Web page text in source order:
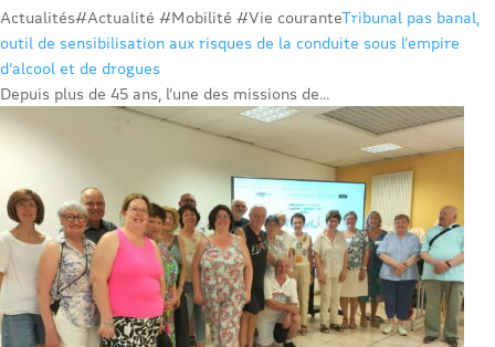
Actualités#Actualité #Mobilité #Vie couranteTribunal pas banal,
outil de sensibilisation aux risques de la conduite sous l’empire
d’alcool et de drogues
Depuis plus de 45 ans, l’une des missions de...